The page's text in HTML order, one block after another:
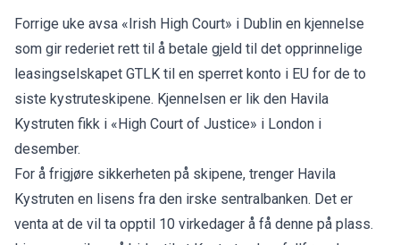
Forrige uke avsa «Irish High Court» i Dublin en kjennelse
som gir rederiet rett til å betale gjeld til det opprinnelige
leasingselskapet GTLK til en sperret konto i EU for de to
siste kystruteskipene. Kjennelsen er lik den Havila
Kystruten fikk i «High Court of Justice» i London i
desember.
For å frigjøre sikkerheten på skipene, trenger Havila
Kystruten en lisens fra den irske sentralbanken. Det er
venta at de vil ta opptil 10 virkedager å få denne på plass.